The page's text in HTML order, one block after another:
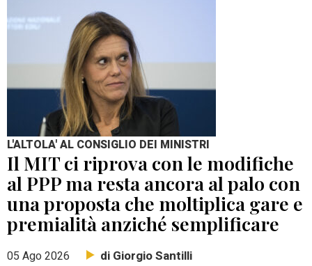
L'ALTOLA' AL CONSIGLIO DEI MINISTRI
Il MIT ci riprova con le modifiche
al PPP ma resta ancora al palo con
una proposta che moltiplica gare e
premialità anziché semplificare
05 Ago 2026 di Giorgio Santilli